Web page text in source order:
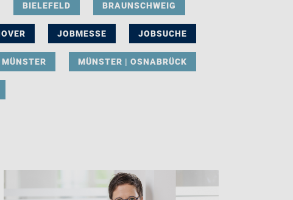
BIELEFELD BRAUNSCHWEIG
JOBMESSE JOBSUCHE
MÜNSTER MÜNSTER | OSNABRÜCK